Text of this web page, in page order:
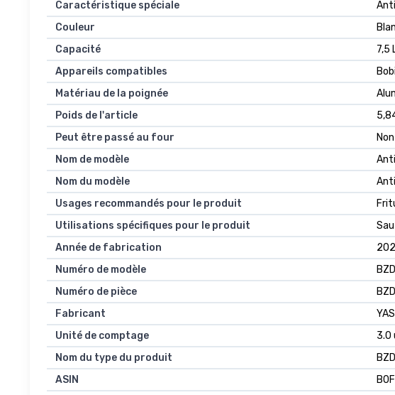
Caractéristique spéciale
Couleur
Capacité
7,5
Appareils compatibles
Matériau de la poignée
Poids de l'article
Peut être passé au four
Non
Nom de modèle
Nom du modèle
Usages recommandés pour le produit
Utilisations spécifiques pour le produit
Année de fabrication
Numéro de modèle
Numéro de pièce
Fabricant
Unité de comptage
3.0
Nom du type du produit
ASIN